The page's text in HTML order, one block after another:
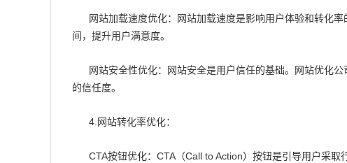
网站加载速度优化：网站加载速度是影响用户体验和转化
间，提升用户满意度。
网站安全性优化：网站安全是用户信任的基础。网站优化
的信任度。
4.网站转化率优化：
CTA按钮优化：CTA（Call to Action）按钮是引导用户采